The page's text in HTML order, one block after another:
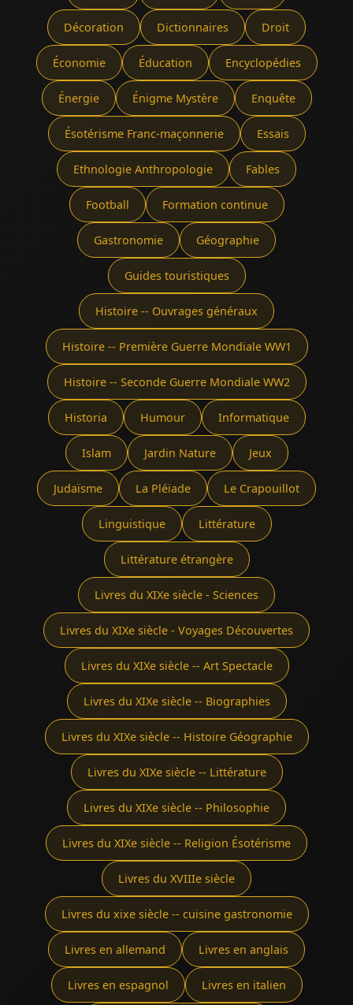
Décoration Dictionnaires Droit
Économie Éducation Encyclopédies
Énergie Énigme Mystère Enquête
Ésotérisme Franc-maçonnerie Essais
Ethnologie Anthropologie Fables
Football Formation continue
Gastronomie Géographie
Guides touristiques
Histoire -- Ouvrages généraux
Histoire -- Première Guerre Mondiale WW1
Histoire -- Seconde Guerre Mondiale WW2
Historia Humour Informatique
Islam Jardin Nature Jeux
Judaïsme La Pléïade Le Crapouillot
Linguistique Littérature
Littérature étrangère
Livres du XIXe siècle - Sciences
Livres du XIXe siècle - Voyages Découvertes
Livres du XIXe siècle -- Art Spectacle
Livres du XIXe siècle -- Biographies
Livres du XIXe siècle -- Histoire Géographie
Livres du XIXe siècle -- Littérature
Livres du XIXe siècle -- Philosophie
Livres du XIXe siècle -- Religion Ésotérisme
Livres du XVIIIe siècle
Livres du xixe siècle -- cuisine gastronomie
Livres en allemand Livres en anglais
Livres en espagnol Livres en italien